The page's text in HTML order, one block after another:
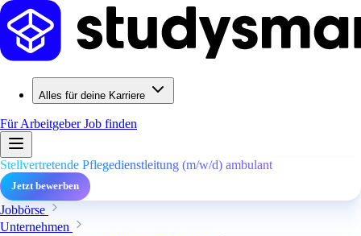
Alles für deine Karriere
Für ArbeitgeberJob finden
Stellvertretende Pflegedienstleitung (m/w/d) ambulant
Jetzt bewerben
Jobbörse
Unternehmen